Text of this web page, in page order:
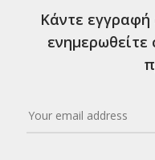
Κάντε
ενημερωθείτε